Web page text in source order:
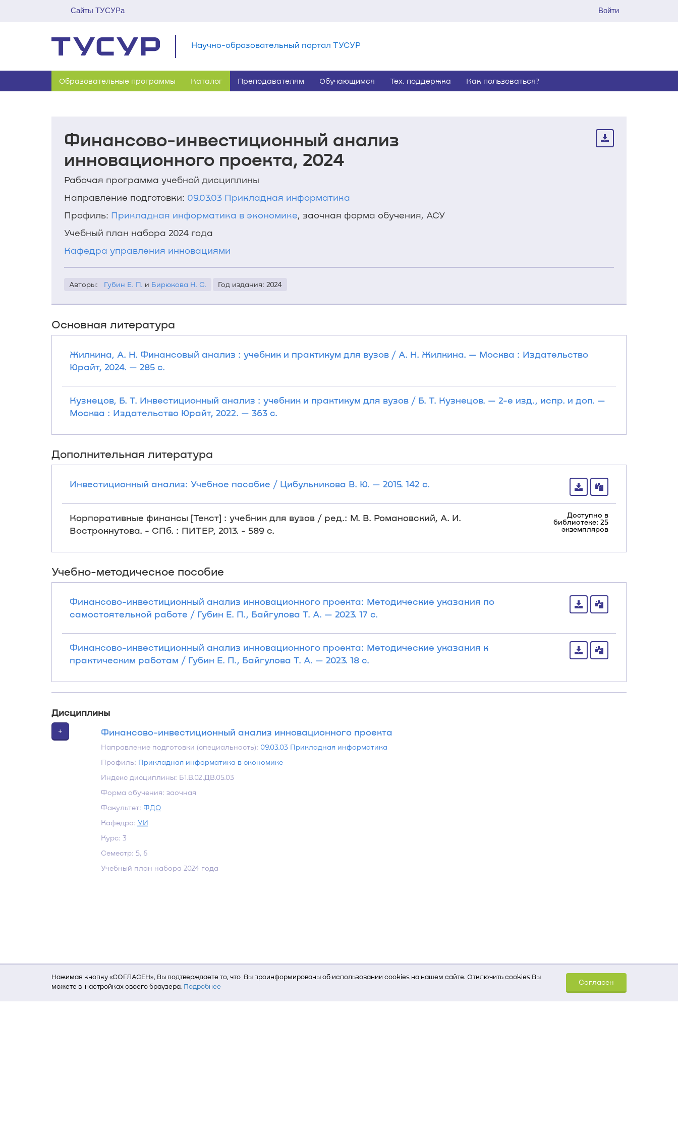
Сайты ТУСУРа Войти
Научно-образовательный портал ТУСУР
Образовательные программы Каталог Преподавателям Обучающимся Тех. поддержка Как пользоваться?
Нажимая кнопку «СОГЛАСЕН», Вы подтверждаете то, что Вы проинформированы об использовании cookies на нашем сайте. Отключить cookies Вы
можете в настройках своего браузера. Подробнее
Согласен
Финансово-инвестиционный анализ
инновационного проекта, 2024
Рабочая программа учебной дисциплины
Направление подготовки: 09.03.03 Прикладная информатика
Профиль: Прикладная информатика в экономике, заочная форма обучения, АСУ
Учебный план набора 2024 года
Кафедра управления инновациями
Авторы: Губин Е. П. и Бирюкова Н. С. Год издания: 2024
Основная литература
Жилкина, А. Н. Финансовый анализ : учебник и практикум для вузов / А. Н. Жилкина. — Москва : Издательство
Юрайт, 2024. — 285 с.
Кузнецов, Б. Т. Инвестиционный анализ : учебник и практикум для вузов / Б. Т. Кузнецов. — 2-е изд., испр. и доп. —
Москва : Издательство Юрайт, 2022. — 363 с.
Дополнительная литература
Инвестиционный анализ: Учебное пособие / Цибульникова В. Ю. — 2015. 142 с.
Корпоративные финансы [Текст] : учебник для вузов / ред.: М. В. Романовский, А. И.
Вострокнутова. - СПб. : ПИТЕР, 2013. - 589 с.
Доступно в
библиотеке: 25
экземпляров
Учебно-методическое пособие
Финансово-инвестиционный анализ инновационного проекта: Методические указания по
самостоятельной работе / Губин Е. П., Байгулова Т. А. — 2023. 17 с.
Финансово-инвестиционный анализ инновационного проекта: Методические указания к
практическим работам / Губин Е. П., Байгулова Т. А. — 2023. 18 с.
Дисциплины
+ Финансово-инвестиционный анализ инновационного проекта
Направление подготовки (специальность): 09.03.03 Прикладная информатика
Профиль: Прикладная информатика в экономике
Индекс дисциплины: Б1.В.02.ДВ.05.03
Форма обучения: заочная
Факультет: ФДО
Кафедра: УИ
Курс: 3
Семестр: 5, 6
Учебный план набора 2024 года